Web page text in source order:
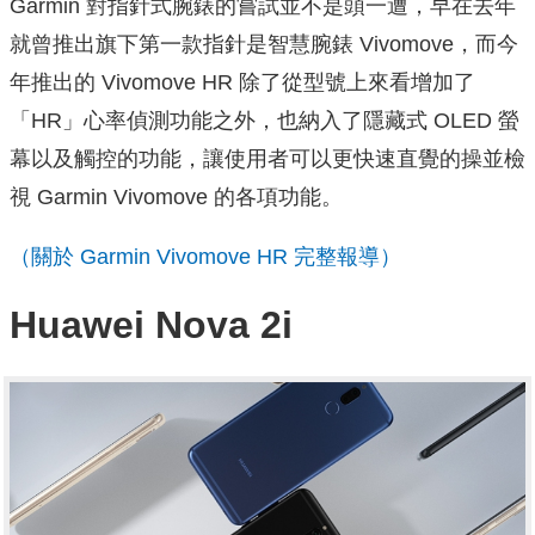
Garmin 對指針式腕錶的嘗試並不是頭一遭，早在去年
就曾推出旗下第一款指針是智慧腕錶 Vivomove，而今
年推出的 Vivomove HR 除了從型號上來看增加了
「HR」心率偵測功能之外，也納入了隱藏式 OLED 螢
幕以及觸控的功能，讓使用者可以更快速直覺的操並檢
視 Garmin Vivomove 的各項功能。
（關於 Garmin Vivomove HR 完整報導）
Huawei Nova 2i